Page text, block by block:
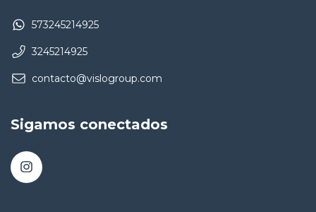
573245214925
3245214925
contacto@vislogroup.com
Sigamos conectados